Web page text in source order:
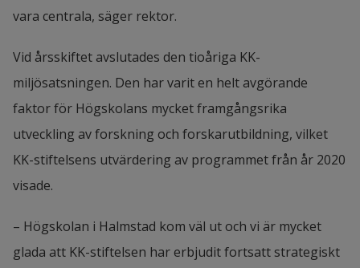
vara centrala, säger rektor.
Vid årsskiftet avslutades den tioåriga KK-
miljösatsningen. Den har varit en helt avgörande
faktor för Högskolans mycket framgångsrika
utveckling av forskning och forskarutbildning, vilket
KK-stiftelsens utvärdering av programmet från år 2020
visade.
– Högskolan i Halmstad kom väl ut och vi är mycket
glada att KK-stiftelsen har erbjudit fortsatt strategiskt